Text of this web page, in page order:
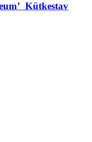
Kütkestav